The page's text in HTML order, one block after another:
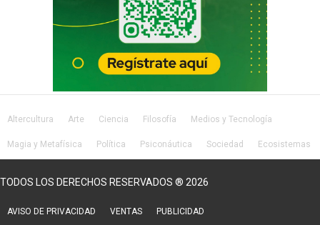
Altercultura Arte Ciencia Filosofía Medios y Tecnología
Magia y Metafísica Política Psiconáutica Sociedad Ecosistemas
TODOS LOS DERECHOS RESERVADOS ® 2026
AVISO DE PRIVACIDAD VENTAS PUBLICIDAD